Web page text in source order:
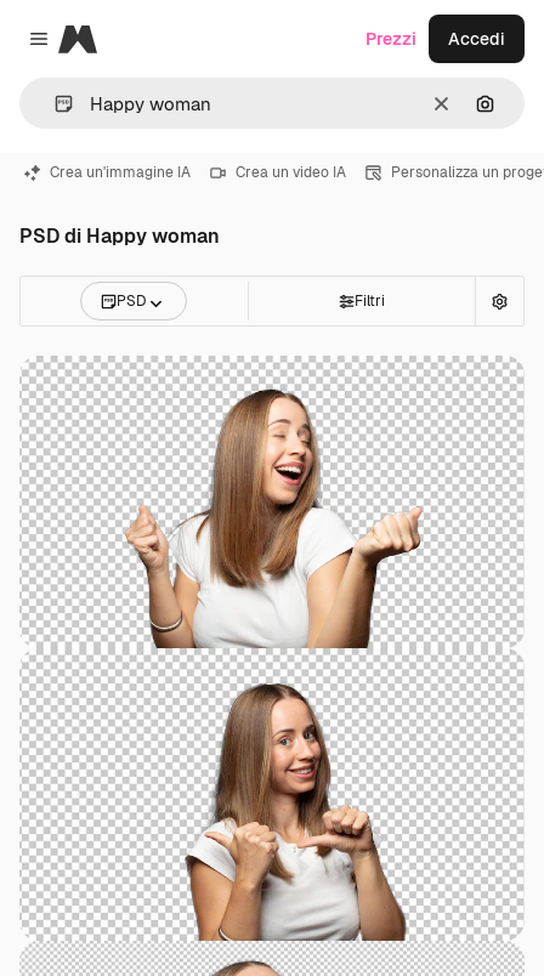
Close menu
Magnific
CancellaCerca
Prezzi Accedi
Crea un'immagine IA Crea un video IA Personalizza un
PSD di Happy woman
PSD Filtri